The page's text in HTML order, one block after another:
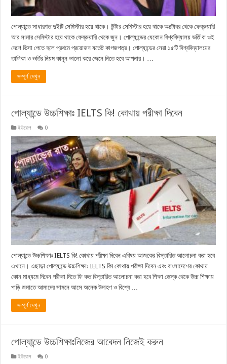
পোল্যান্ডে সাধারণত দুইটি সেমিস্টার হয়ে থাকে। উন্টার সেমিস্টার হয়ে থাকে অক্টোবর থেকে ফেব্রুয়ারি
আর সামার সেমিস্টার হয়ে থাকে ফেব্রুয়ারি থেকে জুন। পোল্যান্ডের যেকোন বিশ্ববিদ্যালয় ভর্তি বা ওই
দেশে ভিসা পেতে হলে প্রথমে প্রয়োজন যতেষ্ট কাগজপত্র। পোল্যান্ডের সেরা ১৫টি বিশ্ববিদ্যালয়ের
তালিকা ও ভর্তির নিয়ম কানুন ভালো করে জেনে নিতে হবে আপনার। …
সম্পূর্ণ দেখুন
পোল্যান্ডে উচ্চশিক্ষাঃ IELTS কি! কোথায় পরীক্ষা দিবেন
ইউরোপ 0
পোল্যান্ডে উচ্চশিক্ষাঃ IELTS কি! কোথায় পরীক্ষা দিবেন এবিষয় আজকের বিস্তারিত আলোচনা করা হবে
এখানে। এছাড়া পোল্যান্ডে উচ্চশিক্ষাঃ IELTS কি! কোথায় পরীক্ষা দিবেন এবং বাংলাদেশের কোথায়
কোন মাধ্যমে দিবেন পরীক্ষা দিতে ফি কত বিস্তারিত আলোচনা করা হবে শিক্ষা ডেস্ক থেকে উচ্চ শিক্ষায়
পাড়ি জমাতে আমাদের সামনে আসে অনেক উদাহণ ও বিশ্বে …
সম্পূর্ণ দেখুন
পোল্যান্ডে উচ্চশিক্ষাঃনিজের আবেদন নিজেই করুন
ইউরোপ 0